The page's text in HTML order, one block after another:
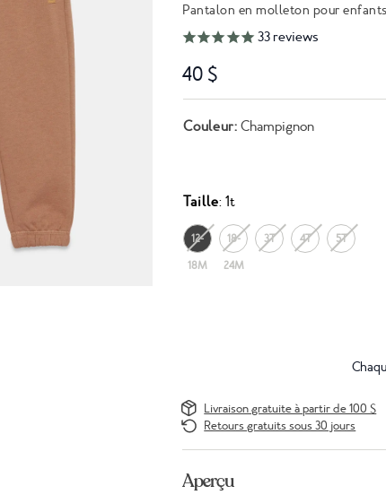
Pantalon en molleton pour enfants
Lien vers les avis
33reviews
40 $
Couleur: Champignon
Taille: 1t
12-
18M
18-
24M
3T 4T 5T
Livraison gratuite à partir de 100 $
Retours gratuits sous 30 jours
Aperçu